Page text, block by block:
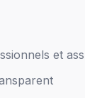
et